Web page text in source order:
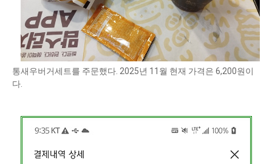
통새우버거세트를 주문했다. 2025년 11월 현재 가격은 6,200원이
다.